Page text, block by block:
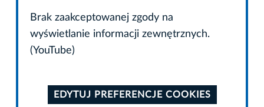
Brak zaakceptowanej zgody na
wyświetlanie informacji zewnętrznych.
(YouTube)
EDYTUJ PREFERENCJE COOKIES